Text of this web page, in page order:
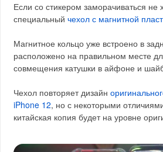
Если со стикером заморачиваться не
специальныйчехол с магнитной
Магнитное кольцо уже встроено в
расположено на правильном месте
совмещения катушки в айфоне и
Чехол повторяет дизайн
iPhone 12, но с некоторыми
китайская копия будет на уровне